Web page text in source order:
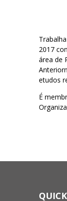
2017
área de
etudos
É